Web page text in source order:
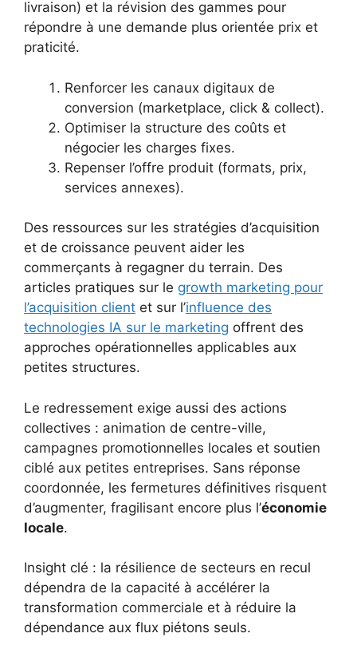
livraison) et la révision des gammes pour
répondre à une demande plus orientée prix et
praticité.
Renforcer les canaux digitaux de
conversion (marketplace, click & collect).
Optimiser la structure des coûts et
négocier les charges fixes.
Repenser l’offre produit (formats, prix,
services annexes).
Des ressources sur les stratégies d’acquisition
et de croissance peuvent aider les
commerçants à regagner du terrain. Des
articles pratiques sur le growth marketing pour
l’acquisition client et sur l’influence des
technologies IA sur le marketing offrent des
approches opérationnelles applicables aux
petites structures.
Le redressement exige aussi des actions
collectives : animation de centre-ville,
campagnes promotionnelles locales et soutien
ciblé aux petites entreprises. Sans réponse
coordonnée, les fermetures définitives risquent
d’augmenter, fragilisant encore plus l’économie
locale.
Insight clé : la résilience de secteurs en recul
dépendra de la capacité à accélérer la
transformation commerciale et à réduire la
dépendance aux flux piétons seuls.